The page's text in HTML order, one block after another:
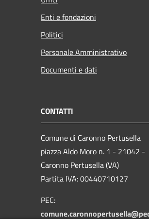
Enti e fondazioni
Politici
Personale Amministrativo
Documenti e dati
CONTATTI
Comune di Caronno Pertusella
piazza Aldo Moro n. 1 - 21042 -
Caronno Pertusella (VA)
Partita IVA: 00440710127
PEC: